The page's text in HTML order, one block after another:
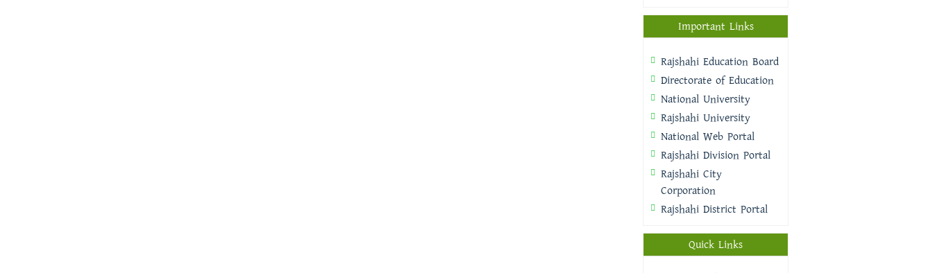
Important Links
Rajshahi Education Board
Directorate of Education
National University
Rajshahi University
National Web Portal
Rajshahi Division Portal
Rajshahi City
Corporation
Rajshahi District Portal
Quick Links